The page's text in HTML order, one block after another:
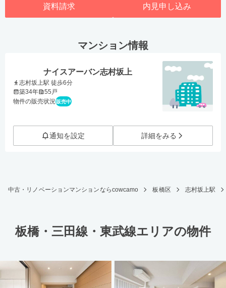
資料請求 内見申し込み
マンション情報
ナイスアーバン志村坂上
志村坂上駅 徒歩6分
築34年
55戸
物件の販売状況販売中
通知を設定 詳細をみる
中古・リノベーションマンションならcowcamo 板橋区 志村坂上駅
板橋・三田線・東武線エリアの物件